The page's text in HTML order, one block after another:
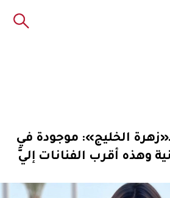
الخليج»: موجودة في
وهذه أقرب الفنانات إليَّ